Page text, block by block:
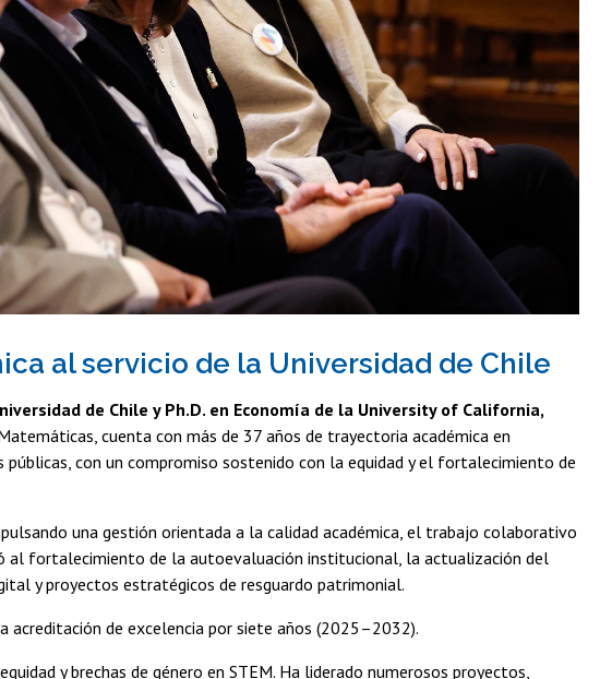
al servicio de la Universidad de Chile
de Chile y Ph.D. en Economía de la University of California,
cuenta con más de 37 años de trayectoria académica en
con un compromiso sostenido con la equidad y el fortalecimiento de
una gestión orientada a la calidad académica, el trabajo colaborativo
al fortalecimiento de la autoevaluación institucional, la actualización del
y proyectos estratégicos de resguardo patrimonial.
de excelencia por siete años (2025–2032).
y brechas de género en STEM. Ha liderado numerosos proyectos,